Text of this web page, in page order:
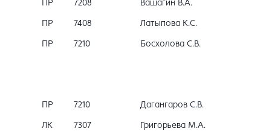
ПР 7208 Вашагин В.А.
ПР 7408 Латыпова К.С.
ПР 7210 Босхолова С.В.
ПР 7210 Дагангаров С.В.
ЛК 7307 Григорьева М.А.